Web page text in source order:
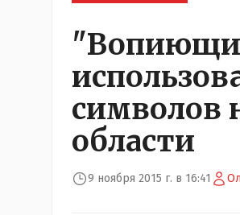
символов
области
9 ноября 2015 г. в 16:41